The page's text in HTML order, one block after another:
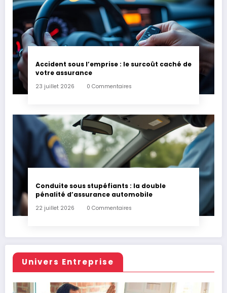
Accident sous l’emprise : le surcoût caché de
votre assurance
23 juillet 2026 0 Commentaires
Conduite sous stupéfiants : la double
pénalité d’assurance automobile
22 juillet 2026 0 Commentaires
Univers Entreprise